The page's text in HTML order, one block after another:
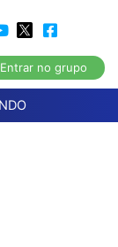
Entrar no grupo